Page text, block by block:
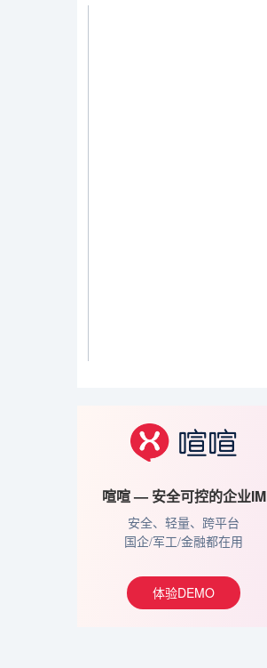
喧喧 — 安全可控的企业IM
安全、轻量、跨平台
国企/军工/金融都在用
体验DEMO